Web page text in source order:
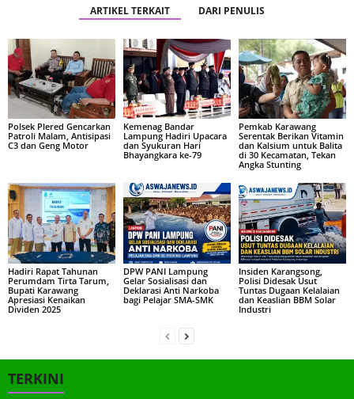
ARTIKEL TERKAIT DARI PENULIS
Polsek Plered Gencarkan
Patroli Malam, Antisipasi
C3 dan Geng Motor
Kemenag Bandar
Lampung Hadiri Upacara
dan Syukuran Hari
Bhayangkara ke-79
Pemkab Karawang
Serentak Berikan Vitamin
dan Kalsium untuk Balita
di 30 Kecamatan, Tekan
Angka Stunting
Hadiri Rapat Tahunan
Perumdam Tirta Tarum,
Bupati Karawang
Apresiasi Kenaikan
Dividen 2025
DPW PANI Lampung
Gelar Sosialisasi dan
Deklarasi Anti Narkoba
bagi Pelajar SMA-SMK
Insiden Karangsong,
Polisi Didesak Usut
Tuntas Dugaan Kelalaian
dan Keaslian BBM Solar
Industri
TERKINI